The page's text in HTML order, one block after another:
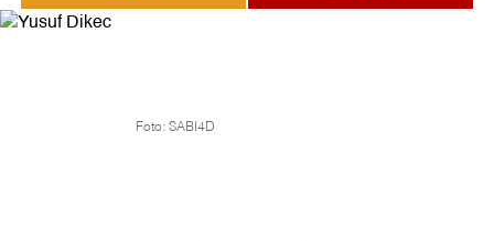
Foto: SABI4D